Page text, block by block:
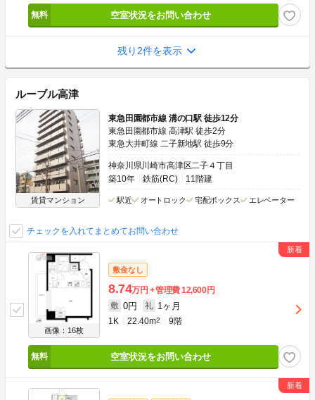
空室状況をお問い合わせ
残り2件を表示
ルーブル高津
賃貸マンション
東急田園都市線 溝の口駅 徒歩12分
東急田園都市線 高津駅 徒歩2分
東急大井町線 二子新地駅 徒歩9分
神奈川県川崎市高津区二子４丁目
築10年
鉄筋(RC) 11階建
駅近 オートロック 宅配ボックス エレベーター
チェックを入れてまとめてお問い合わせ
画像：16枚
敷金なし
8.74万円 管理費12,600円
敷 0円 礼 1ヶ月
1K 22.40m2 9階
空室状況をお問い合わせ